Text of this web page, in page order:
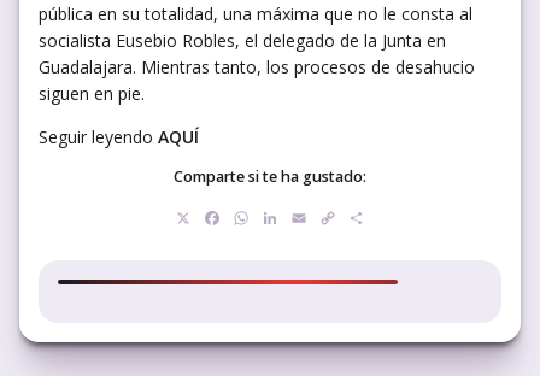
pública en su totalidad, una máxima que no le consta al
socialista Eusebio Robles, el delegado de la Junta en
Guadalajara. Mientras tanto, los procesos de desahucio
siguen en pie.
Seguir leyendo AQUÍ
Comparte si te ha gustado:
Facebook
WhatsApp
LinkedIn
EmailCopy